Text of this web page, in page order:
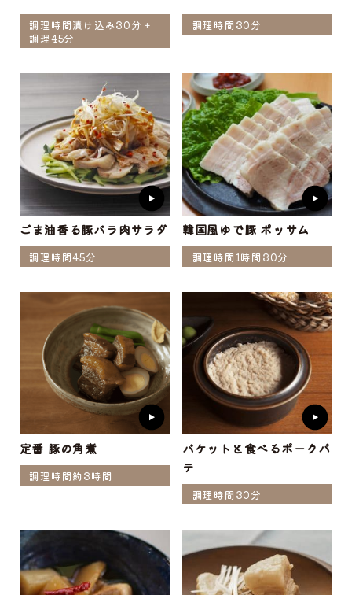
調理時間漬け込み30分＋
調理45分
調理時間30分
ごま油香る豚バラ肉サラダ
調理時間45分
韓国風ゆで豚 ポッサム
調理時間1時間30分
定番 豚の角煮
調理時間約3時間
バケットと食べるポークパ
テ
調理時間30分